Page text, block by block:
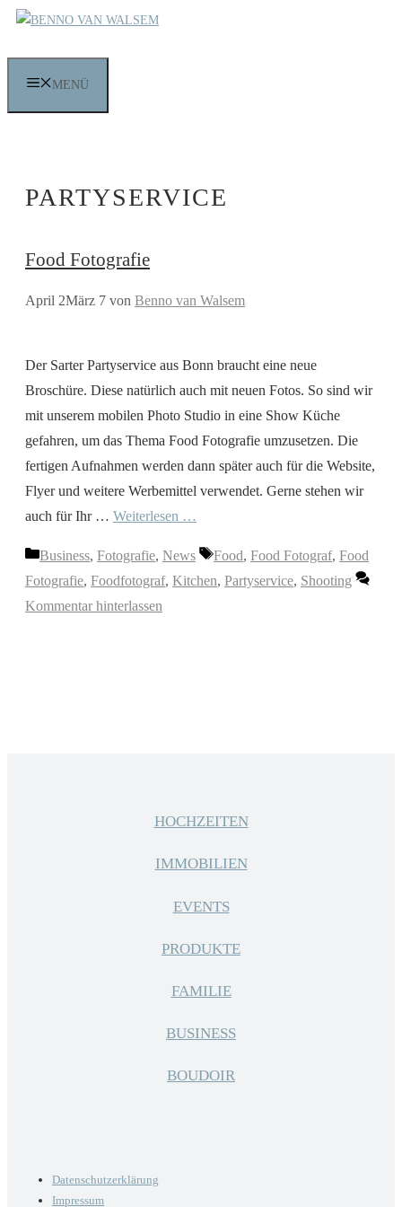
Zum
MENÜ
PARTYSERVICE
Food Fotografie
April 2März 7 von Benno van Walsem
Der Sarter Partyservice aus Bonn braucht eine neue
Broschüre. Diese natürlich auch mit neuen Fotos. So sind wir
mit unserem mobilen Photo Studio in eine Show Küche
gefahren, um das Thema Food Fotografie umzusetzen. Die
fertigen Aufnahmen werden dann später auch für die Website,
Flyer und weitere Werbemittel verwendet. Gerne stehen wir
auch für Ihr … Weiterlesen …
Kategorien
Business, Fotografie, News Schlagwörter
Food, Food Fotograf, Food
Fotografie, Foodfotograf, Kitchen, Partyservice, Shooting
Kommentar hinterlassen
HOCHZEITEN
IMMOBILIEN
EVENTS
PRODUKTE
FAMILIE
BUSINESS
BOUDOIR
Datenschutzerklärung
Impressum